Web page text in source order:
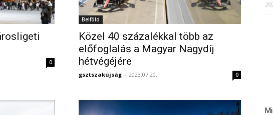
0
Belföld
Közel 40 százalékkal több az
előfoglalás a Magyar Nagydíj
hétvégéjére
gsztszakújság - 2023.07.20. 0